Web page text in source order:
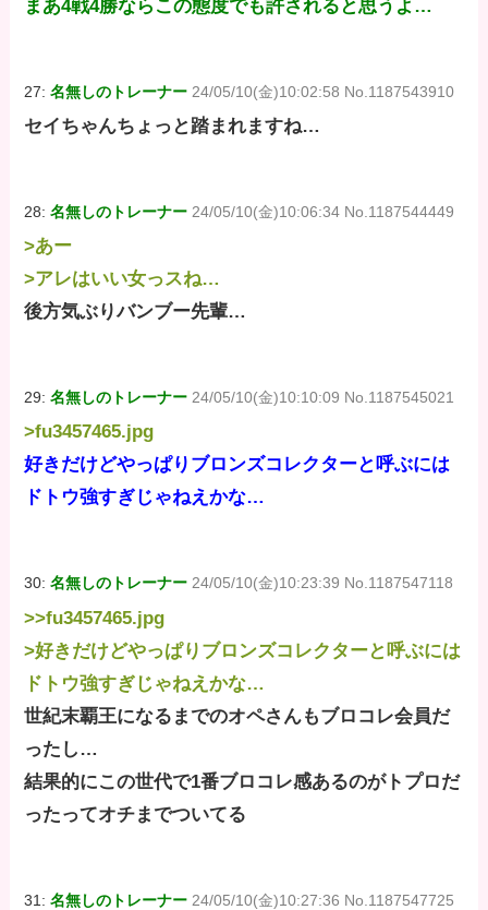
まあ4戦4勝ならこの態度でも許されると思うよ…
27:名無しのトレーナー 24/05/10(金)10:02:58 No.1187543910
セイちゃんちょっと踏まれますね…
28:名無しのトレーナー 24/05/10(金)10:06:34 No.1187544449
>あー
>アレはいい女っスね…
後方気ぶりバンブー先輩…
29:名無しのトレーナー 24/05/10(金)10:10:09 No.1187545021
>fu3457465.jpg
好きだけどやっぱりブロンズコレクターと呼ぶには
ドトウ強すぎじゃねえかな…
30:名無しのトレーナー 24/05/10(金)10:23:39 No.1187547118
>>fu3457465.jpg
>好きだけどやっぱりブロンズコレクターと呼ぶには
ドトウ強すぎじゃねえかな…
世紀末覇王になるまでのオペさんもブロコレ会員だ
ったし…
結果的にこの世代で1番ブロコレ感あるのがトプロだ
ったってオチまでついてる
31:名無しのトレーナー 24/05/10(金)10:27:36 No.1187547725